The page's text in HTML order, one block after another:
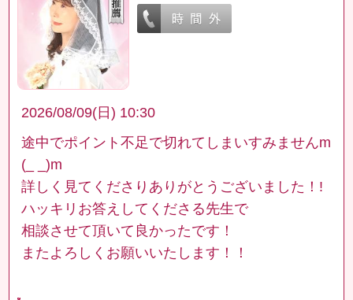
2026/08/09(日) 10:30
途中でポイント不足で切れてしまいすみませんm
(_ _)m
詳しく見てくださりありがとうございました！!
ハッキリお答えしてくださる先生で
相談させて頂いて良かったです！
またよろしくお願いいたします！！